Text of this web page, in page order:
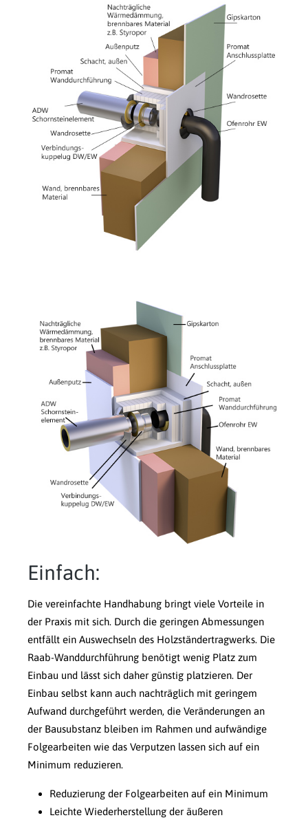
Einfach:
Die vereinfachte Handhabung bringt viele Vorteile in
der Praxis mit sich. Durch die geringen Abmessungen
entfällt ein Auswechseln des Holzständertragwerks. Die
Raab-Wanddurchführung benötigt wenig Platz zum
Einbau und lässt sich daher günstig platzieren. Der
Einbau selbst kann auch nachträglich mit geringem
Aufwand durchgeführt werden, die Veränderungen an
der Bausubstanz bleiben im Rahmen und aufwändige
Folgearbeiten wie das Verputzen lassen sich auf ein
Minimum reduzieren.
Reduzierung der Folgearbeiten auf ein Minimum
Leichte Wiederherstellung der äußeren